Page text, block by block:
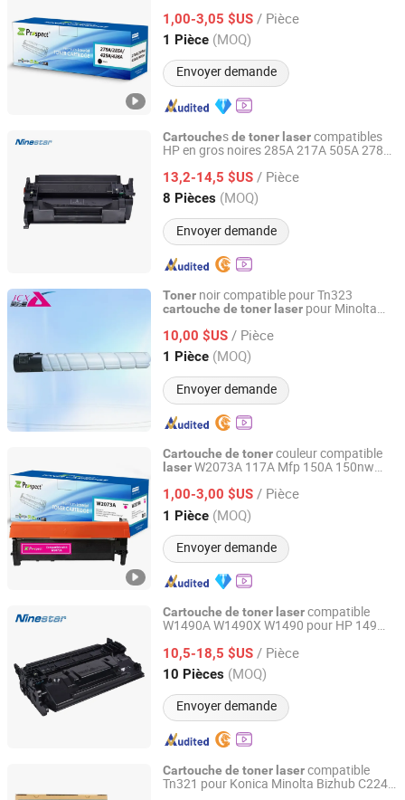
79A 48A 83A 80A 44A 58A 59A 76A 26A
17A 105A 106A 107A
1,00-3,05 $US / Pièce
1 Pièce (MOQ)
Envoyer demande
Guangdong, China Depuis 2024
Cartouchesde toner lasercompatibles
HP en gros noires 285A 217A 505A 278A
13,2-14,5 $US / Pièce
8 Pièces (MOQ)
Envoyer demande
Zhuhai Ninestar Information Technology Co., Ltd.
Guangdong, China Depuis 2024
Toner noir compatible pour Tn323
cartouche de toner laser pour Minolta
10,00 $US / Pièce
1 Pièce (MOQ)
Envoyer demande
Guangzhou Jukai Office Equipment Co., Ltd.
Guangdong, China Depuis 2023
Cartouche de tonercouleur compatible
laserW2073A 117A Mfp 150A 150nw
pour imprimante HP
1,00-3,00 $US / Pièce
1 Pièce (MOQ)
Envoyer demande
Prospect Image Products Limited of Zhuhai
Guangdong, China Depuis 2024
Cartouche de toner lasercompatible
W1490A W1490X W1490 pour HP 149
Fdn/Fdw 4002 4102
10,5-18,5 $US / Pièce
10 Pièces (MOQ)
Envoyer demande
Zhuhai Ninestar Information Technology Co., Ltd.
Guangdong, China Depuis 2024
Cartouche de toner lasercompatible
Tn321 pour Konica Minolta Bizhub C224
Guangzhou Jukai Office Equipment Co., Ltd.